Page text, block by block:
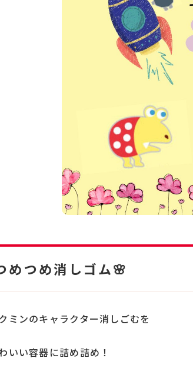
めつめ消しゴム🌸
ミンのキャラクター消しごむを
いい容器に詰め詰め！